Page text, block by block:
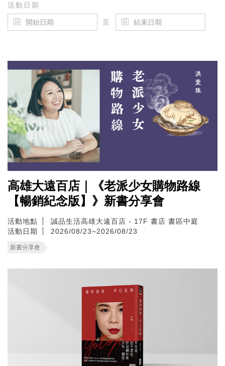
活動日期
至
高雄大遠百店｜《老派少女購物路線
【暢銷紀念版】》新書分享會
活動地點
誠品生活高雄大遠百店 - 17F 書店 書區中庭
活動日期
2026/08/23~2026/08/23
新書分享會